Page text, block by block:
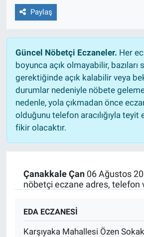
Paylaş
Güncel Nöbetçi Eczaneler. Her
boyunca açık olmayabilir, bazıları
gerektiğinde açık kalabilir veya
durumlar nedeniyle nöbete
nedenle, yola çıkmadan önce
olduğunu telefon aracılığıyla teyit
fikir olacaktır.
Çanakkale Çan06 Ağustos
nöbetçi eczane adres, telefon
EDA ECZANESİ
Karşıyaka Mahallesi Özen